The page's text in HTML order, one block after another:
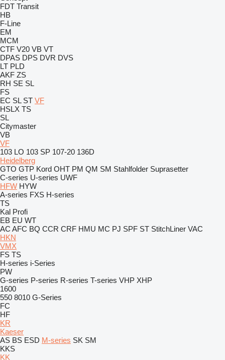
FDT Transit
HB
F-Line
EM
MCM
CTF V20 VB VT
DPAS DPS DVR DVS
LT PLD
AKF ZS
RH SE SL
FS
EC SL ST VF
HSLX TS
SL
Citymaster
VB
VF
103 LO 103 SP 107-20 136D
Heidelberg
GTO GTP Kord OHT PM QM SM Stahlfolder Suprasetter
C-series U-series UWF
HFW HYW
A-series FXS H-series
TS
Kal Profi
EB EU WT
AC AFC BQ CCR CRF HMU MC PJ SPF ST StitchLiner VAC
HKN
VMX
FS TS
H-series i-Series
PW
G-series P-series R-series T-series VHP XHP
1600
550 8010 G-Series
FC
HF
KR
Kaeser
AS BS ESD M-series SK SM
KKS
KK